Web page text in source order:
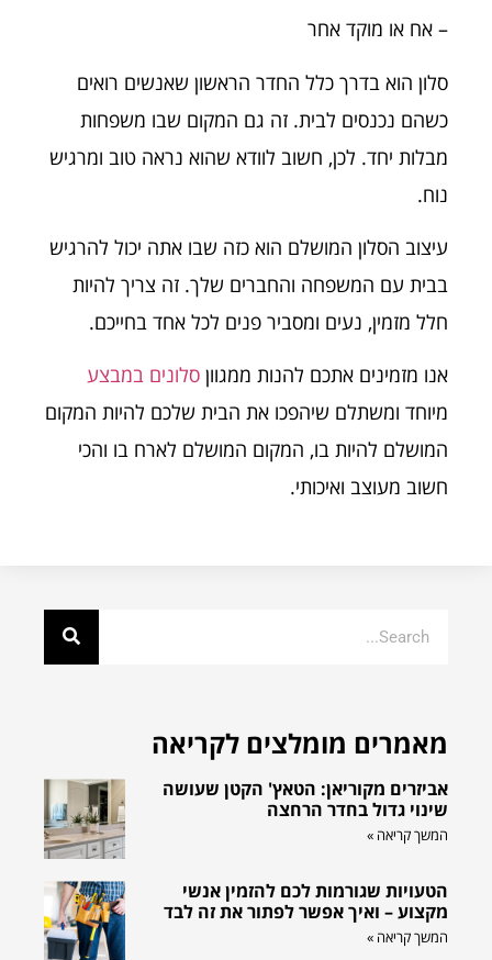
– אח או מוקד אחר
סלון הוא בדרך כלל החדר הראשון שאנשים רואים
כשהם נכנסים לבית. זה גם המקום שבו משפחות
מבלות יחד. לכן, חשוב לוודא שהוא נראה טוב ומרגיש
נוח.
עיצוב הסלון המושלם הוא כזה שבו אתה יכול להרגיש
בבית עם המשפחה והחברים שלך. זה צריך להיות
חלל מזמין, נעים ומסביר פנים לכל אחד בחייכם.
אנו מזמינים אתכם להנות ממגוון סלונים במבצע
מיוחד ומשתלם שיהפכו את הבית שלכם להיות המקום
המושלם להיות בו, המקום המושלם לארח בו והכי
חשוב מעוצב ואיכותי.
מאמרים מומלצים לקריאה
אביזרים מקוריאן: הטאץ' הקטן שעושה
שינוי גדול בחדר הרחצה
המשך קריאה »
הטעויות שגורמות לכם להזמין אנשי
מקצוע – ואיך אפשר לפתור את זה לבד
המשך קריאה »